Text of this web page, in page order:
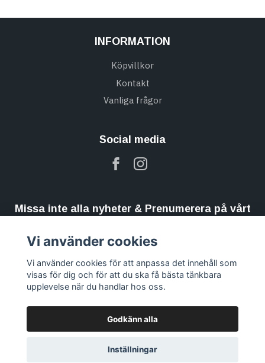
INFORMATION
Köpvillkor
Kontakt
Vanliga frågor
Social media
Missa inte alla nyheter & Prenumerera på vårt
© 2026 Kristallthornet
Vi använder cookies
Vi använder cookies för att anpassa det innehåll som
visas för dig och för att du ska få bästa tänkbara
upplevelse när du handlar hos oss.
Godkänn alla
Inställningar